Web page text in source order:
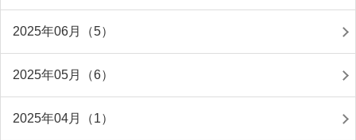
2025年06月（5）
2025年05月（6）
2025年04月（1）